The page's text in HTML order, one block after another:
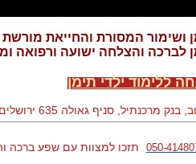
ושימור המסורת והחייאת מורשת
לברכה והצלחה ישועה ורפואה
ללימוד ילדי תימן
סניף גאולה 635 ירושלים. מספר חשבון 55631
050-
תזכו למצוות עם שפע ברכה